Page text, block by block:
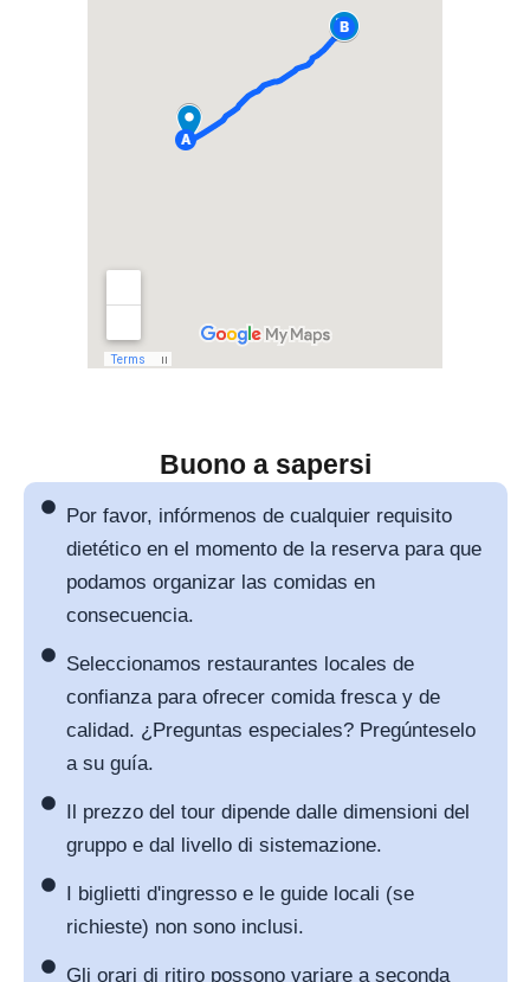
Buono a sapersi
Por favor, infórmenos de cualquier requisito
dietético en el momento de la reserva para que
podamos organizar las comidas en
consecuencia.
Seleccionamos restaurantes locales de
confianza para ofrecer comida fresca y de
calidad. ¿Preguntas especiales? Pregúnteselo
a su guía.
Il prezzo del tour dipende dalle dimensioni del
gruppo e dal livello di sistemazione.
I biglietti d'ingresso e le guide locali (se
richieste) non sono inclusi.
Gli orari di ritiro possono variare a seconda